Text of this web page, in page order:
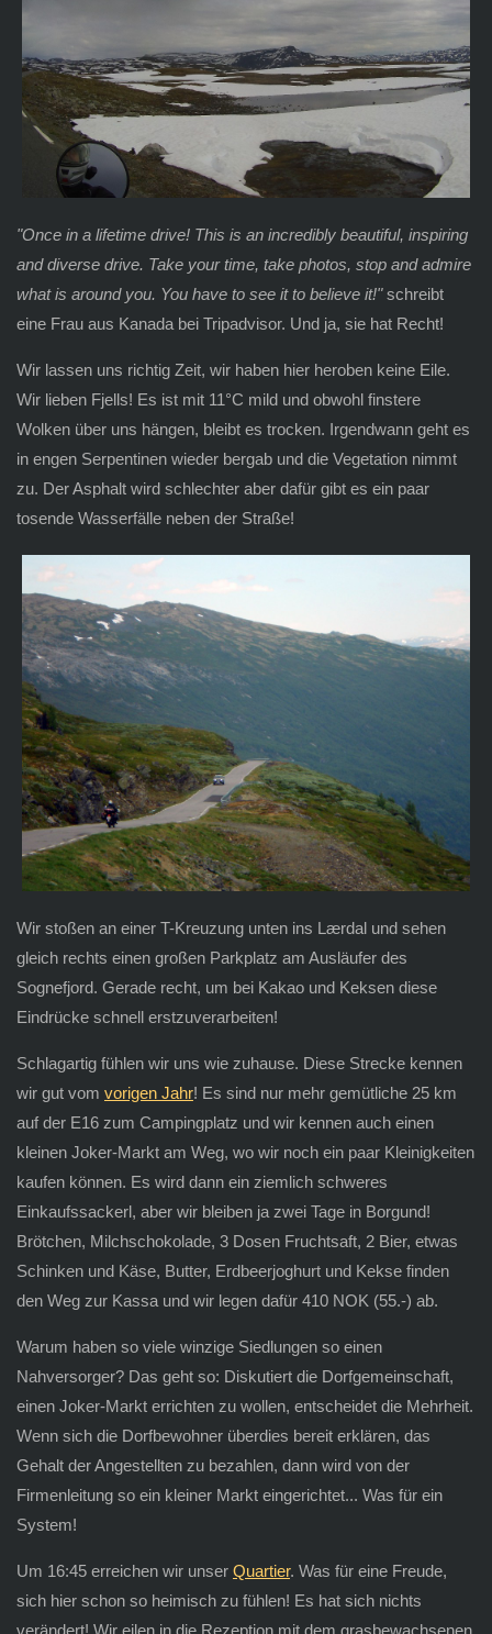
"Once in a lifetime drive! This is an incredibly beautiful, inspiring
and diverse drive. Take your time, take photos, stop and admire
what is around you. You have to see it to believe it!"schreibt
eine Frau aus Kanada bei Tripadvisor. Und ja, sie hat Recht!
Wir lassen uns richtig Zeit, wir haben hier heroben keine Eile.
Wir lieben Fjells! Es ist mit 11°C mild und obwohl finstere
Wolken über uns hängen, bleibt es trocken. Irgendwann geht es
in engen Serpentinen wieder bergab und die Vegetation nimmt
zu. Der Asphalt wird schlechter aber dafür gibt es ein paar
tosende Wasserfälle neben der Straße!
Wir stoßen an einer T-Kreuzung unten ins Lærdal und sehen
gleich rechts einen großen Parkplatz am Ausläufer des
Sognefjord. Gerade recht, um bei Kakao und Keksen diese
Eindrücke schnell erstzuverarbeiten!
Schlagartig fühlen wir uns wie zuhause. Diese Strecke kennen
wir gut vom vorigen Jahr! Es sind nur mehr gemütliche 25 km
auf der E16 zum Campingplatz und wir kennen auch einen
kleinen Joker-Markt am Weg, wo wir noch ein paar Kleinigkeiten
kaufen können. Es wird dann ein ziemlich schweres
Einkaufssackerl, aber wir bleiben ja zwei Tage in Borgund!
Brötchen, Milchschokolade, 3 Dosen Fruchtsaft, 2 Bier, etwas
Schinken und Käse, Butter, Erdbeerjoghurt und Kekse finden
den Weg zur Kassa und wir legen dafür 410 NOK (55.-) ab.
Warum haben so viele winzige Siedlungen so einen
Nahversorger? Das geht so: Diskutiert die Dorfgemeinschaft,
einen Joker-Markt errichten zu wollen, entscheidet die Mehrheit.
Wenn sich die Dorfbewohner überdies bereit erklären, das
Gehalt der Angestellten zu bezahlen, dann wird von der
Firmenleitung so ein kleiner Markt eingerichtet... Was für ein
System!
Um 16:45 erreichen wir unser Quartier. Was für eine Freude,
sich hier schon so heimisch zu fühlen! Es hat sich nichts